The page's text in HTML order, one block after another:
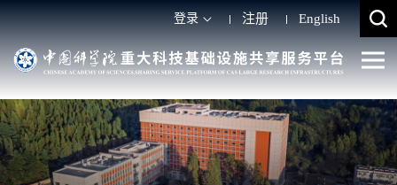
登录 注册 English